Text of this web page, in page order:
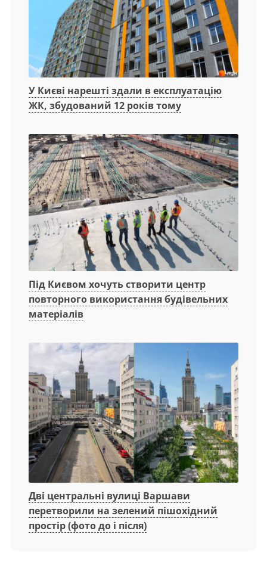
У Києві нарешті здали в експлуатацію
ЖК, збудований 12 років тому
Під Києвом хочуть створити центр
повторного використання будівельних
матеріалів
Дві центральні вулиці Варшави
перетворили на зелений пішохідний
простір (фото до і після)